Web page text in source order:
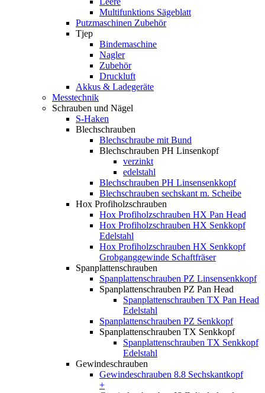
Multifunktions Sägeblatt
Putzmaschinen Zubehör
Tjep
Bindemaschine
Nagler
Zubehör
Druckluft
Akkus & Ladegeräte
Messtechnik
Schrauben und Nägel
S-Haken
Blechschrauben
Blechschraube mit Bund
Blechschrauben PH Linsenkopf
verzinkt
edelstahl
Blechschrauben PH Linsensenkkopf
Blechschrauben sechskant m. Scheibe
Hox Profiholzschrauben
Hox Profiholzschrauben HX Pan Head
Hox Profiholzschrauben HX Senkkopf
Edelstahl
Hox Profiholzschrauben HX Senkkopf
Grobganggewinde Schaftfräser
Spanplattenschrauben
Spanplattenschrauben PZ Linsensenkkopf
Spanplattenschrauben PZ Pan Head
Spanplattenschrauben TX Pan Head
Edelstahl
Spanplattenschrauben PZ Senkkopf
Spanplattenschrauben TX Senkkopf
Spanplattenschrauben TX Senkkopf
Edelstahl
Gewindeschrauben
Gewindeschrauben 8.8 Sechskantkopf
+